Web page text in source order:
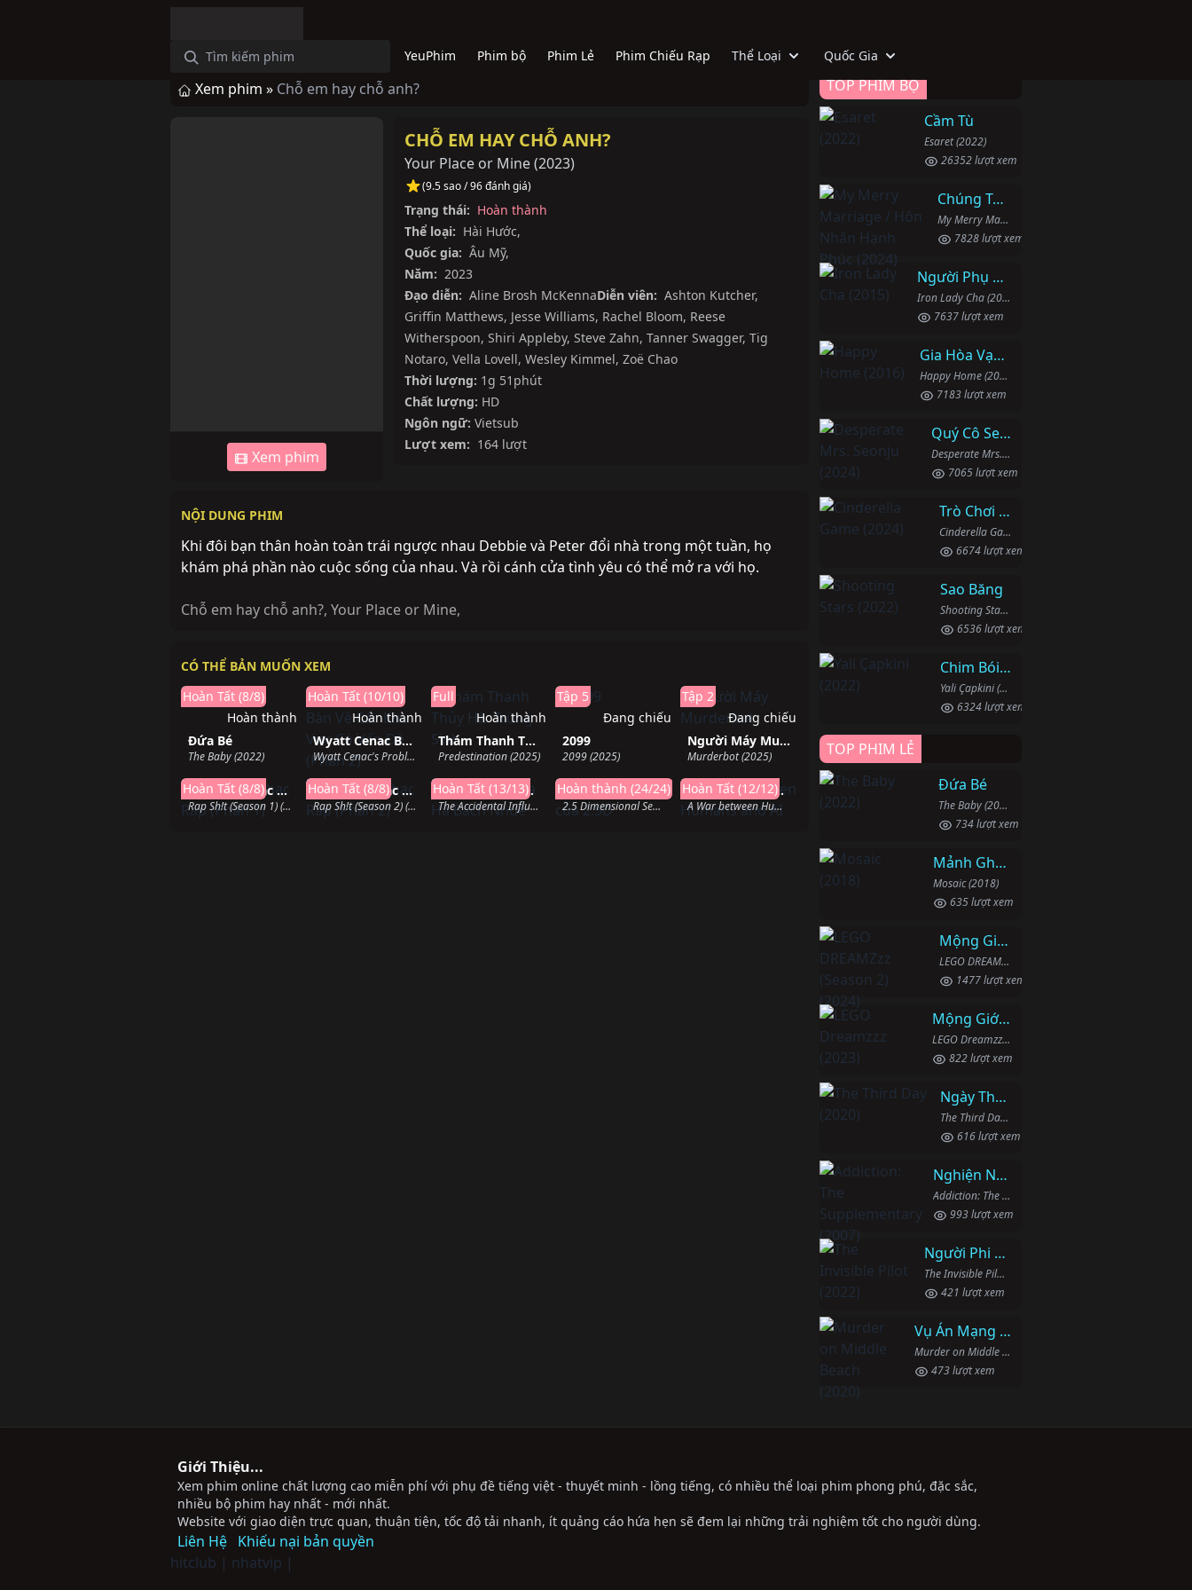
YeuPhim Phim bộ Phim Lẻ Phim Chiếu Rạp Thể Loại Quốc Gia
Xem phim » Chỗ em hay chỗ anh?
Xem phim
CHỖ EM HAY CHỖ ANH?
Your Place or Mine(2023)
(9.5 sao / 96 đánh giá)
Trạng thái: Hoàn thành
Thể loại: Hài Hước,
Quốc gia: Âu Mỹ,
Năm: 2023
Đạo diễn: Aline Brosh McKennaDiễn viên: Ashton Kutcher,
Griffin Matthews, Jesse Williams, Rachel Bloom, Reese
Witherspoon, Shiri Appleby, Steve Zahn, Tanner Swagger, Tig
Notaro, Vella Lovell, Wesley Kimmel, Zoë Chao
Thời lượng: 1g 51phút
Chất lượng: HD
Ngôn ngữ: Vietsub
Lượt xem: 164 lượt
NỘI DUNG PHIM
Khi đôi bạn thân hoàn toàn trái ngược nhau Debbie và Peter đổi nhà trong một tuần, họ
khám phá phần nào cuộc sống của nhau. Và rồi cánh cửa tình yêu có thể mở ra với họ.
Chỗ em hay chỗ anh?, Your Place or Mine,
CÓ THỂ BẢN MUỐN XEM
Đứa Bé
The Baby (2022)
Hoàn Tất (8/8)
Hoàn thành
Wyatt Cenac Bàn Về Các Khu Vực Có Vấn Đề (Phần 2)
Wyatt Cenac's Problem Areas (Season 2) (2019)
Hoàn Tất (10/10)
Hoàn thành
Thám Thanh Thủy Hà: Trùng Sinh
Predestination (2025)
Full
Hoàn thành
2099
2099 (2025)
Tập 5
Đang chiếu
Người Máy Murderbot
Murderbot (2025)
Tập 2
Đang chiếu
Đam Mê Nhạc Rap (Phần 1)
Rap Sh!t (Season 1) (2022)
Hoàn Tất (8/8)
Hoàn thành
Đam Mê Nhạc Rap (Phần 2)
Rap Sh!t (Season 2) (2023)
Hoàn Tất (8/8)
Hoàn thành
Địa Ngục Của Hà Bách Nhuế
The Accidental Influencer (2024)
Hoàn Tất (13/13)
Hoàn thành
Sự quyến rũ của 2.5D
2.5 Dimensional Seduction (2024)
Hoàn thành (24/24)
Hoàn thành
A War between Humans and AI
A War between Humans and AI (2024)
Hoàn Tất (12/12)
Hoàn thành
TOP PHIM BỘ
Cầm Tù
Esaret (2022)
26352 lượt xem
Chúng Ta Hãy Kết Hôn Nhé
My Merry Marriage / Hôn Nhân Hạnh Phúc (2024)
7828 lượt xem
Người Phụ Nữ Mạnh Mẽ
Iron Lady Cha (2015)
7637 lượt xem
Gia Hòa Vạn Sự Thành
Happy Home (2016)
7183 lượt xem
Quý Cô Seon Ju Phục Thù
Desperate Mrs. Seonju (2024)
7065 lượt xem
Trò Chơi Lọ Lem
Cinderella Game (2024)
6674 lượt xem
Sao Băng
Shooting Stars (2022)
6536 lượt xem
Chim Bói Cá
Yali Çapkini (2022)
6324 lượt xem
TOP PHIM LẺ
Đứa Bé
The Baby (2022)
734 lượt xem
Mảnh Ghép
Mosaic (2018)
635 lượt xem
Mộng Giới (Phần 2)
LEGO DREAMZzz (Season 2) (2024)
1477 lượt xem
Mộng Giới (Phần 1)
LEGO Dreamzzz (2023)
822 lượt xem
Ngày Thứ Ba
The Third Day (2020)
616 lượt xem
Nghiện Ngập: Chuỗi Phim Bổ Trợ
Addiction: The Supplementary (2007)
993 lượt xem
Người Phi Công Vô Hình
The Invisible Pilot (2022)
421 lượt xem
Vụ Án Mạng Trên Đường Middle Beach
Murder on Middle Beach (2020)
473 lượt xem
Giới Thiệu...
Xem phim online chất lượng cao miễn phí với phụ đề tiếng việt - thuyết minh - lồng tiếng, có nhiều thể loại phim phong phú, đặc sắc,
nhiều bộ phim hay nhất - mới nhất.
Website với giao diện trực quan, thuận tiện, tốc độ tải nhanh, ít quảng cáo hứa hẹn sẽ đem lại những trải nghiệm tốt cho người dùng.
Liên Hệ Khiếu nại bản quyền
hitclub | nhatvip |